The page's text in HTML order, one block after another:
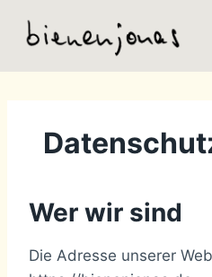
Inhalt
Wer wir sind
Die Adresse unserer